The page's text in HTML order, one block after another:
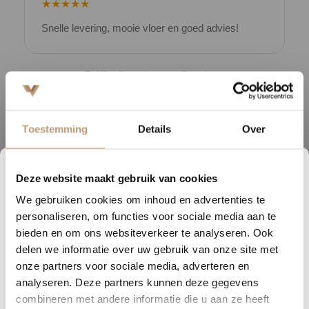
2
DAGEN
21
UREN
57
MINUTEN
35
SECONDEN
Nu tijdelijk 10% korting op
jouw vloer
Vraag snel een offerte aan en bespaar direct.
Toestemming Details Over
Deze website maakt gebruik van cookies
We gebruiken cookies om inhoud en advertenties te
personaliseren, om functies voor sociale media aan te
bieden en om ons websiteverkeer te analyseren. Ook
delen we informatie over uw gebruik van onze site met
onze partners voor sociale media, adverteren en
analyseren. Deze partners kunnen deze gegevens
combineren met andere informatie die u aan ze heeft
★★★★★
Snelle levering, mooie vloer en goed advies!
Bekijk alle reviews op Google →
Beschrijving
stijl en functionaliteit. Deze vloeren zijn ontworpen met de looks van
een strakke gietvloer, maar met alle praktische voordelen van
laminaat. Ze zijn licht vochtbestendig, waardoor ze ideaal zijn voor
ruimtes die intensief worden gebruikt, zoals keukens en gangen.
Wat deze laminaatvloeren echt onderscheidt, zijn de XXL tegels en
de bijna onzichtbare naden. Dit zorgt voor een naadloze,
hoogwaardige afwerking die elke ruimte een moderne, uniforme